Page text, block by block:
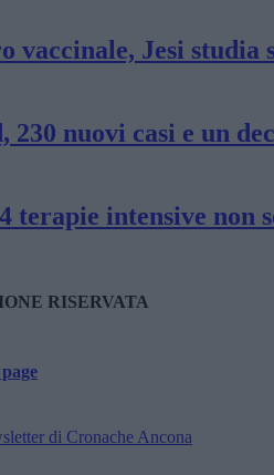
vaccinale, Jesi
230 nuovi casi e un
terapie intensive non
RISERVATA
di Cronache Ancona